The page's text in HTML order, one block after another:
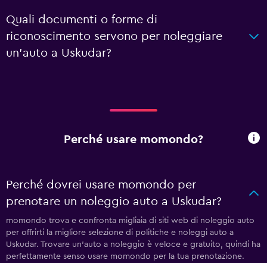
Quali documenti o forme di
riconoscimento servono per noleggiare
un'auto a Uskudar?
Perché usare momondo?
Perché dovrei usare momondo per
prenotare un noleggio auto a Uskudar?
momondo trova e confronta migliaia di siti web di noleggio auto
per offrirti la migliore selezione di politiche e noleggi auto a
Uskudar. Trovare un'auto a noleggio è veloce e gratuito, quindi ha
perfettamente senso usare momondo per la tua prenotazione.